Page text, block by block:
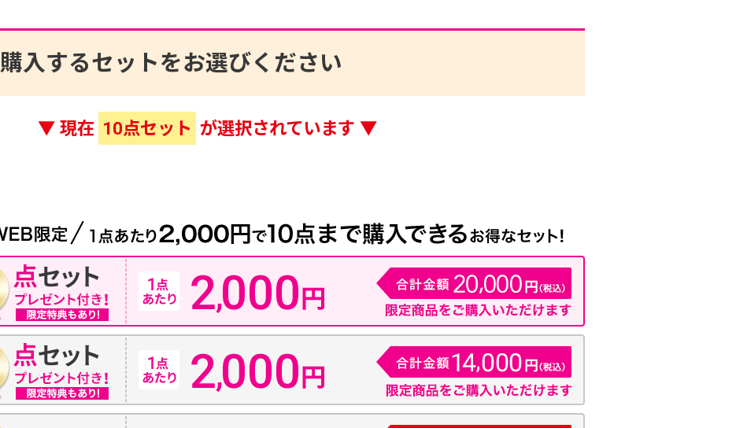
購入するセットをお選びください
▼ 現在 点セット が選択されています ▼